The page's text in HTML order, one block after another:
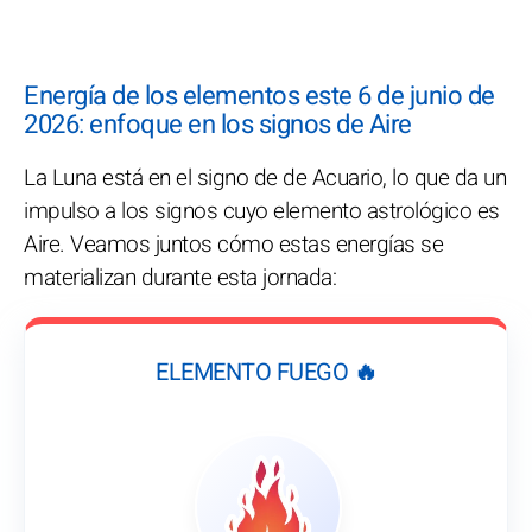
Energía de los elementos este 6 de junio de
2026: enfoque en los signos de Aire
La Luna está en el signo de de Acuario, lo que da un
impulso a los signos cuyo elemento astrológico es
Aire. Veamos juntos cómo estas energías se
materializan durante esta jornada:
ELEMENTO FUEGO 🔥